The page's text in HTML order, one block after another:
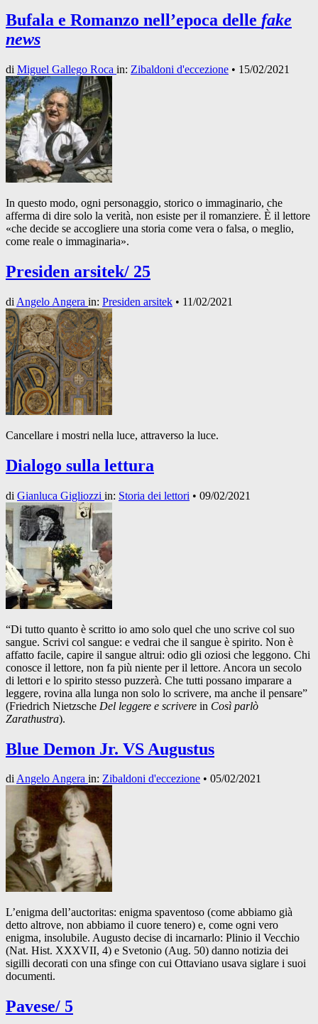
Bufala e Romanzo nell’epoca delle fake
news
di Miguel Gallego Roca in: Zibaldoni d'eccezione • 15/02/2021
In questo modo, ogni personaggio, storico o immaginario, che
afferma di dire solo la verità, non esiste per il romanziere. È il lettore
«che decide se accogliere una storia come vera o falsa, o meglio,
come reale o immaginaria».
Presiden arsitek/ 25
di Angelo Angera in: Presiden arsitek • 11/02/2021
Cancellare i mostri nella luce, attraverso la luce.
Dialogo sulla lettura
di Gianluca Gigliozzi in: Storia dei lettori • 09/02/2021
“Di tutto quanto è scritto io amo solo quel che uno scrive col suo
sangue. Scrivi col sangue: e vedrai che il sangue è spirito. Non è
affatto facile, capire il sangue altrui: odio gli oziosi che leggono. Chi
conosce il lettore, non fa più niente per il lettore. Ancora un secolo
di lettori e lo spirito stesso puzzerà. Che tutti possano imparare a
leggere, rovina alla lunga non solo lo scrivere, ma anche il pensare”
(Friedrich Nietzsche Del leggere e scrivere in Così parlò
Zarathustra).
Blue Demon Jr. VS Augustus
diAngelo Angera in: Zibaldoni d'eccezione • 05/02/2021
L’enigma dell’auctoritas: enigma spaventoso (come abbiamo già
detto altrove, non abbiamo il cuore tenero) e, come ogni vero
enigma, insolubile. Augusto decise di incarnarlo: Plinio il Vecchio
(Nat. Hist. XXXVII, 4) e Svetonio (Aug. 50) danno notizia dei
sigilli decorati con una sfinge con cui Ottaviano usava siglare i suoi
documenti.
Pavese/ 5